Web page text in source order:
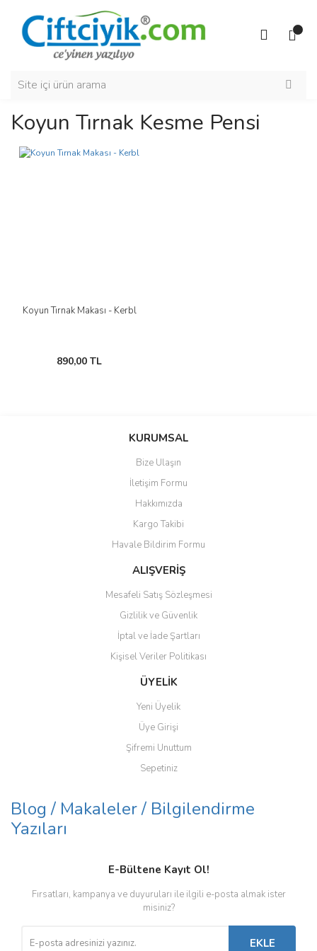
Koyun Tırnak Kesme Pensi
Koyun Tırnak Makası - Kerbl
890,00 TL
KURUMSAL
Bize Ulaşın
İletişim Formu
Hakkımızda
Kargo Takibi
Havale Bildirim Formu
ALIŞVERİŞ
Mesafeli Satış Sözleşmesi
Gizlilik ve Güvenlik
İptal ve İade Şartları
Kişisel Veriler Politikası
ÜYELİK
Yeni Üyelik
Üye Girişi
Şifremi Unuttum
Sepetiniz
Blog / Makaleler / Bilgilendirme
Yazıları
E-Bültene Kayıt Ol!
Fırsatları, kampanya ve duyuruları ile ilgili e-posta almak ister
misiniz?
EKLE